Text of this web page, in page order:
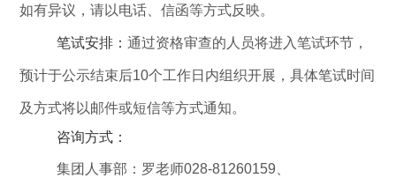
如有异议，请以电话、信函等方式反映。
笔试安排：通过资格审查的人员将进入笔试环节，
预计于公示结束后10个工作日内组织开展，具体笔试时间
及方式将以邮件或短信等方式通知。
咨询方式：
集团人事部：罗老师028-81260159